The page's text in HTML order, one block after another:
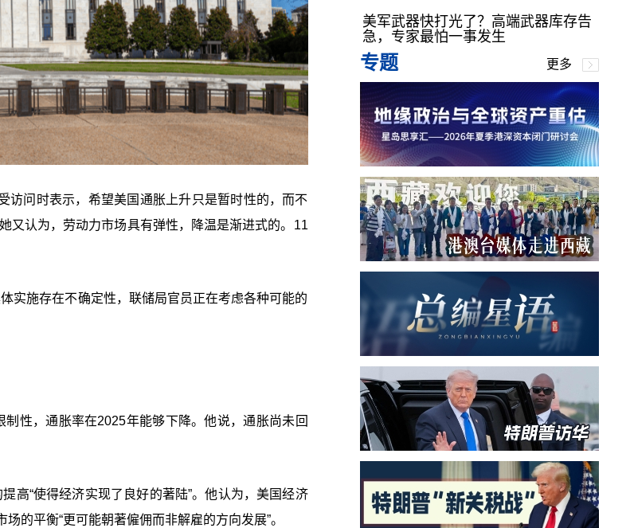
访问时表示，希望美国通胀上升只是暂时性的，而不
又认为，劳动力市场具有弹性，降温是渐进式的。11
实施存在不确定性，联储局官员正在考虑各种可能的
性，通胀率在2025年能够下降。他说，通胀尚未回
高“使得经济实现了良好的著陆”。他认为，美国经济
的平衡“更可能朝著僱佣而非解雇的方向发展”。
美军武器快打光了？高端武器库存告
急，专家最怕一事发生
专题 更多